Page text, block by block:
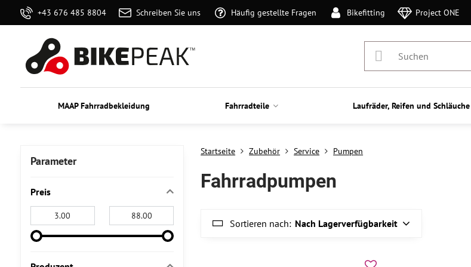
+43 676 485 8804 Schreiben Sie uns Häufig gestellte Fragen Bikefitting Project ONE
MAAP Fahrradbekleidung Fahrradteile Laufräder, Reifen und Schläuche
Startseite Zubehör Service Pumpen
Fahrradpumpen
Sortieren nach: Nach Lagerverfügbarkeit
Parameter
Preis